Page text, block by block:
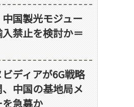
国製光モジュー
禁止を検討か＝
ディアが6G戦略
中国の基地局メ
急募か